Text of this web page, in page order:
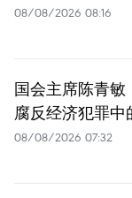
08/08/2026 08:16
国会主席陈青敏
腐反经济犯罪中
08/08/2026 07:32